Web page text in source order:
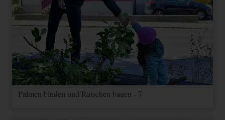
Palmen binden und Ratschen bauen - 7